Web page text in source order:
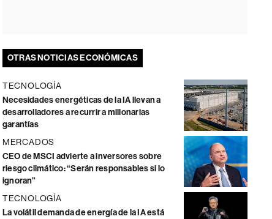
OTRAS NOTICIAS ECONÓMICAS
TECNOLOGÍA
Necesidades energéticas de la IA llevan a
desarrolladores a recurrir a millonarias
garantías
MERCADOS
CEO de MSCI advierte a inversores sobre
riesgo climático: “Serán responsables si lo
ignoran”
TECNOLOGÍA
La volátil demanda de energía de la IA está